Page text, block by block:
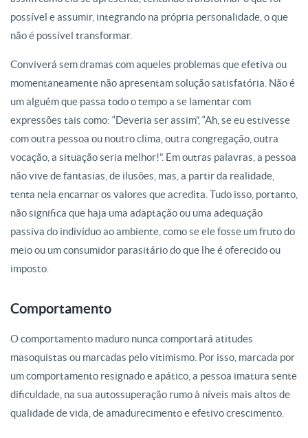
possível e assumir, integrando na própria personalidade, o que
não é possível transformar.
Conviverá sem dramas com aqueles problemas que efetiva ou
momentaneamente não apresentam solução satisfatória. Não é
um alguém que passa todo o tempo a se lamentar com
expressões tais como: “Deveria ser assim”, “Ah, se eu estivesse
com outra pessoa ou noutro clima, outra congregação, outra
vocação, a situação seria melhor!”. Em outras palavras, a pessoa
não vive de fantasias, de ilusões, mas, a partir da realidade,
tenta nela encarnar os valores que acredita. Tudo isso, portanto,
não significa que haja uma adaptação ou uma adequação
passiva do indivíduo ao ambiente, como se ele fosse um fruto do
meio ou um consumidor parasitário do que lhe é oferecido ou
imposto.
Comportamento
O comportamento maduro nunca comportará atitudes
masoquistas ou marcadas pelo vitimismo. Por isso, marcada por
um comportamento resignado e apático, a pessoa imatura sente
dificuldade, na sua autossuperação rumo à níveis mais altos de
qualidade de vida, de amadurecimento e efetivo crescimento.